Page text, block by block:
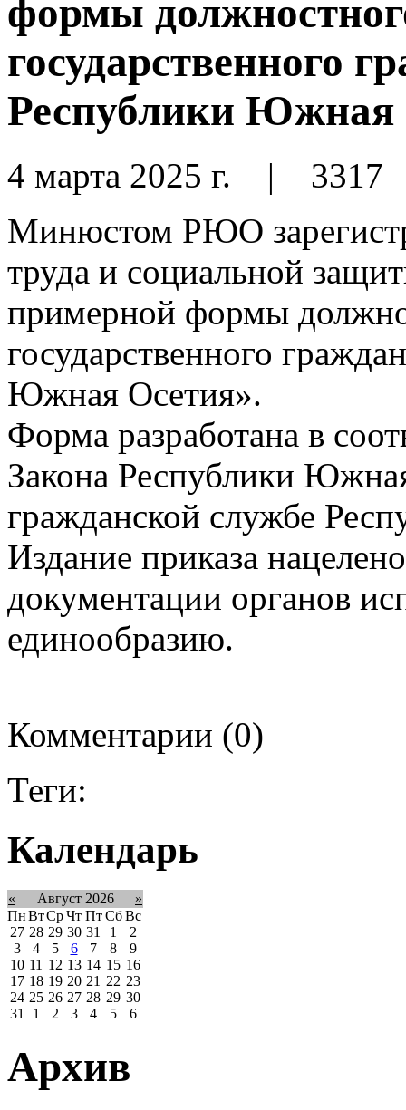
формы
государственного
Республики Южная
4 марта 2025 г. | 3317
Минюстом РЮО
труда и социальной
примерной формы
государственного
Южная Осетия».
Форма разработана в
Закона Республики
гражданской службе
Издание приказа
документации органов
единообразию.
Комментарии (0)
Теги:
Календарь
« Август 2026
»
ПнВтСрЧт Пт Сб Вс
27 28 29 30 31 1
2
3
4 5 6 7 8
9
10 11 12 13 14 15 16
17 18 19 20 21 22 23
24 25 26 27 28 29 30
31
1 2 3 4 5 6
Архив